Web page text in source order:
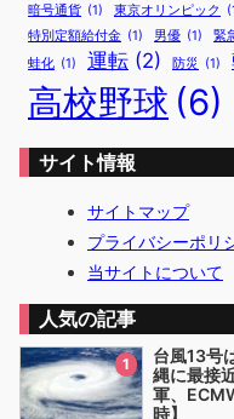
暗号通貨 (1) 東京オリンピック
特別定額給付金 (1) 男優 (1) 緊
蛙化 (1) 運転 (2) 防災 (1)
高校野球 (6)
サイト情報
サイトマップ
プライバシーポリ
当サイトについて
人気の記事
1
台風13号
縄に最接
軍、
時】